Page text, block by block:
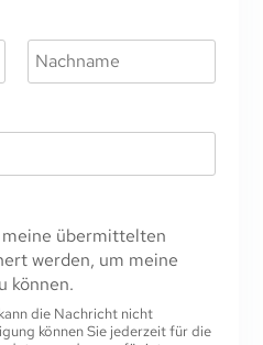
a
meine übermittelten
werden, um meine
können.
die Nachricht nicht
können Sie jederzeit für die